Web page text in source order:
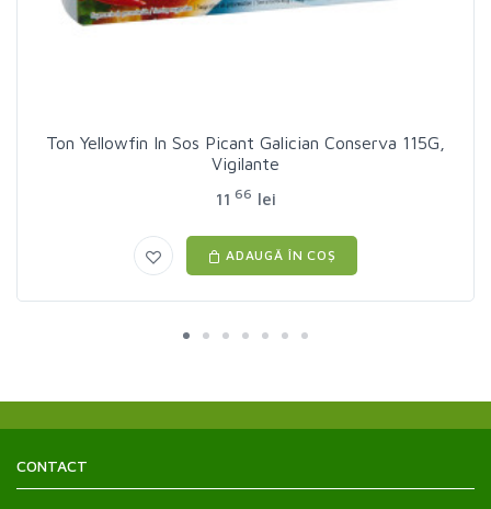
Ton Yellowfin In Sos Picant Galician Conserva 115G,
Vigilante
11 66 lei
ADAUGĂ ÎN COȘ
CONTACT